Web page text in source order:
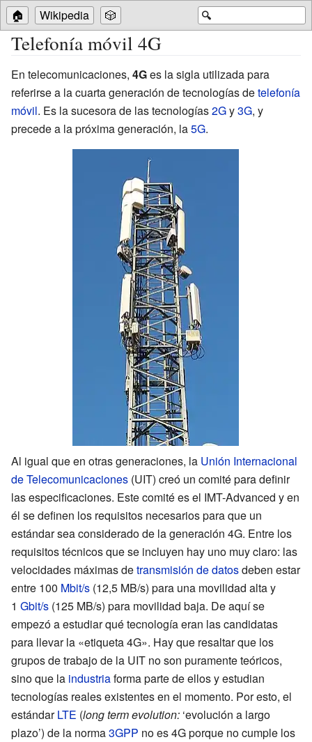
🔍
🏠 Wikipedia 🎲
Telefonía móvil 4G
En telecomunicaciones, 4Ges la sigla utilizada para
referirse a la cuarta generación de tecnologías detelefonía
móvil. Es la sucesora de las tecnologías2Gy3G, y
precede a la próxima generación, la5G.
Al igual que en otras generaciones, la Unión Internacional
de Telecomunicaciones (UIT) creó un comité para definir
las especificaciones. Este comité es el IMT-Advanced y en
él se definen los requisitos necesarios para que un
estándar sea considerado de la generación 4G. Entre los
requisitos técnicos que se incluyen hay uno muy claro: las
velocidades máximas detransmisión de datosdeben estar
entre 100 Mbit/s (12,5 MB/s) para una movilidad alta y
1 Gbit/s (125 MB/s) para movilidad baja. De aquí se
empezó a estudiar qué tecnología eran las candidatas
para llevar la «etiqueta4G». Hay que resaltar que los
grupos de trabajo de la UIT no son puramente teóricos,
sino que la industriaforma parte de ellos y estudian
tecnologías reales existentes en el momento. Por esto, el
estándarLTE (long term evolution: ‘evolución a largo
plazo’) de la norma3GPP no es 4G porque no cumple los